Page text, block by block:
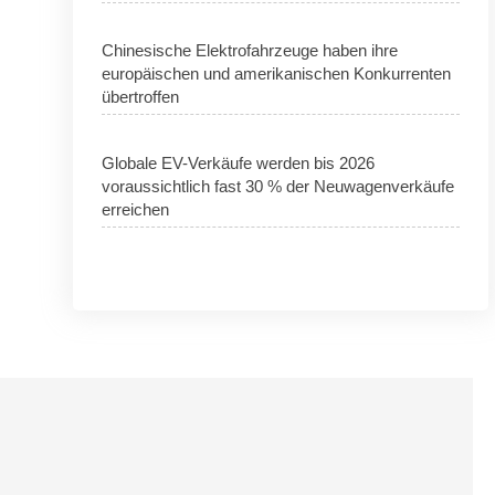
Chinesische Elektrofahrzeuge haben ihre
europäischen und amerikanischen Konkurrenten
übertroffen
Globale EV-Verkäufe werden bis 2026
voraussichtlich fast 30 % der Neuwagenverkäufe
erreichen